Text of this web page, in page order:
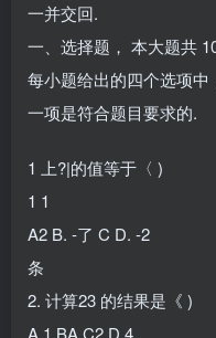
一并交回.
一、选择题， 本大题共
每小题给出的四个选项中
一项是符合题目要求的.
1 上?|的值等于〈 )
1 1
A2 B. -了 C D. -2
条
2. 计算23 的结果是《 )
A.1 BA C2 D.4